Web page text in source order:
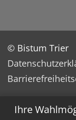
Ihre
© Bistum Trier